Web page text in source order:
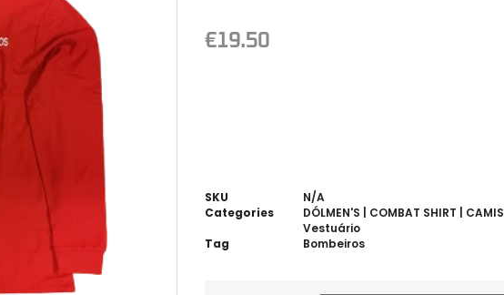
€19.50
SKU
N/A
Categories
DÓLMEN'S | COMBAT SHIRT |
Vestuário
Tag
Bombeiros